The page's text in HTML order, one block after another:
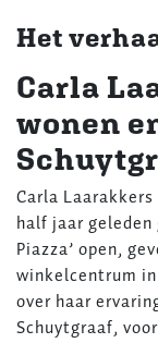
Het
Carla
wonen
Carla
half jaar geleden
Piazza’ open,
winkelcentrum
over haar
Schuytgraaf,